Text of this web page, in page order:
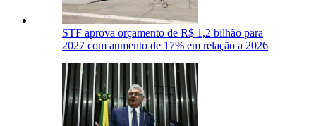
STF aprova orçamento de R$ 1,2 bilhão para
2027 com aumento de 17% em relação a 2026